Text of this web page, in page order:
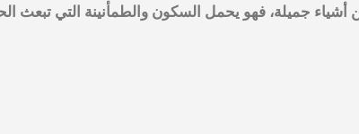
أشياء جميلة، فهو يحمل السكون والطمأنينة التي تبعث